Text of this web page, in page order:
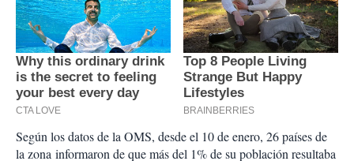
Según los datos de la OMS, desde el 10 de enero, 26 países de
la zona informaron de que más del 1% de su población resultaba